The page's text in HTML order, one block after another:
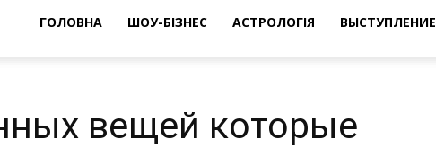
ГОЛОВНА ШОУ-БІЗНЕС АСТРОЛОГІЯ ВЫСТУПЛЕНИЕ
вещей которые